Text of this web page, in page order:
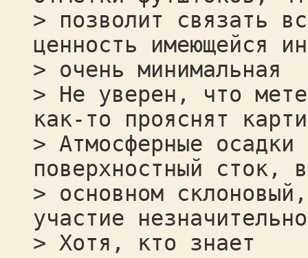
> позволит связать
ценность имеющейся
> очень минимальная
> Не уверен, что
как-то прояснят
> Атмосферные
поверхностный сток,
> основном
участие
> Хотя, кто знает